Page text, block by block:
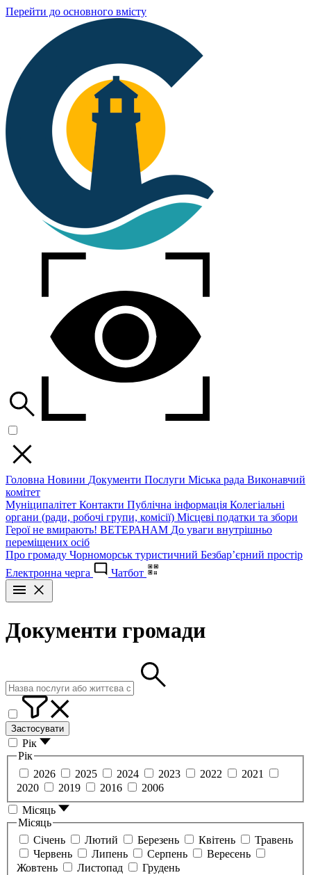
Перейти до основного вмісту
Головна Новини Документи Послуги Міська рада Виконавчий
комітет
Муніципалітет Контакти Публічна інформація Колегіальні
органи (ради, робочі групи, комісії) Місцеві податки та збори
Герої не вмирають! ВЕТЕРАНАМ До уваги внутрішньо
переміщених осіб
Про громаду Чорноморськ туристичний Безбар’єрний простір
Електронна черга
Чатбот
Документи громади
Застосувати
Рік
Рік
2026
2025 2024 2023 2022
2021
2020
2019 2016
2006
Місяць
Місяць
Січень
Лютий Березень Квітень
Травень
Червень
Липень Серпень
Вересень
Жовтень
Листопад Грудень